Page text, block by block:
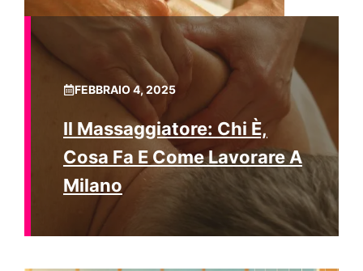
FEBBRAIO 4, 2025
Il Massaggiatore: Chi È,
Cosa Fa E Come Lavorare A
Milano